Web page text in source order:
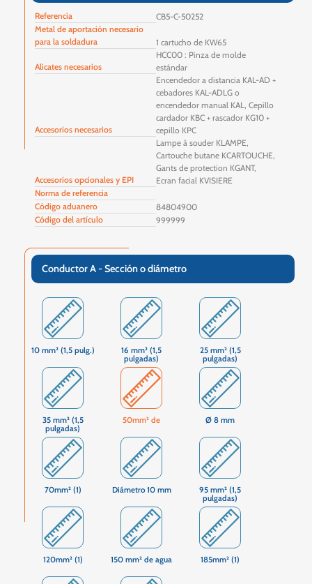
Referencia
CB5-C-50252
Metal de aportación necesario
para la soldadura
1 cartucho de KW65
Alicates necesarios
HCC00 : Pinza de molde
estándar
Accesorios necesarios
Encendedor a distancia KAL-AD +
cebadores KAL-ADLG o
encendedor manual KAL, Cepillo
cardador KBC + rascador KG10 +
cepillo KPC
Accesorios opcionales y EPI
Lampe à souder KLAMPE,
Cartouche butane KCARTOUCHE,
Gants de protection KGANT,
Ecran facial KVISIERE
Norma de referencia
Código aduanero
84804900
Código del artículo
999999
Conductor A - Sección o diámetro
10 mm² (1,5 pulg.)
16 mm² (1,5
pulgadas)
25 mm² (1,5
pulgadas)
35 mm² (1,5
pulgadas)
50mm² de Ø 8 mm
70mm² (1) Diámetro 10 mm
95 mm² (1,5
pulgadas)
120mm² (1) 150 mm² de agua 185mm² (1)